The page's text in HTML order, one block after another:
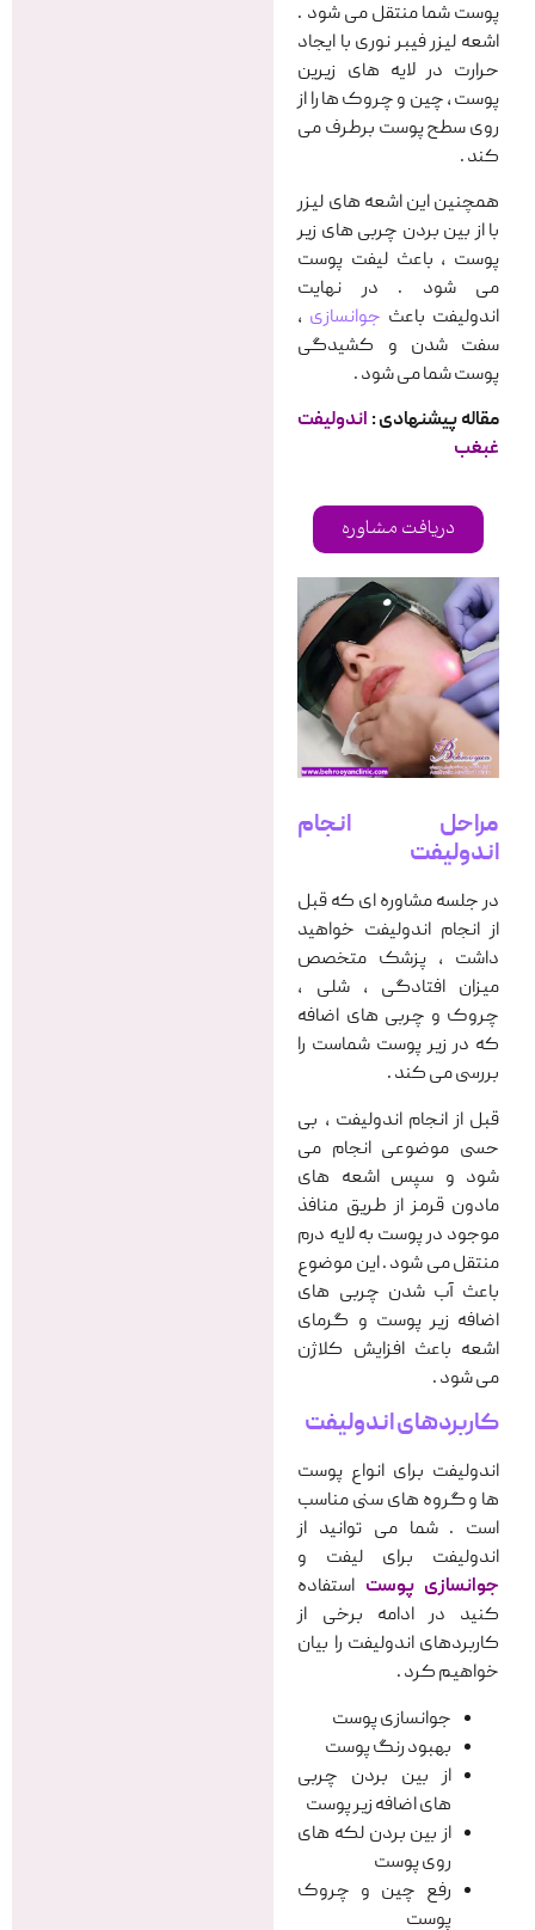
پوست شما منتقل می شود .
اشعه لیزر فیبر نوری با ایجاد
حرارت در لایه های زیرین
پوست ، چین و چروک ها را از
روی سطح پوست برطرف می
کند .
همچنین این اشعه های لیزر
با از بین بردن چربی های زیر
پوست ، باعث لیفت پوست
می شود . در نهایت
اندولیفت باعث جوانسازی ،
سفت شدن و کشیدگی
پوست شما می شود .
مقاله پیشنهادی : اندولیفت
غبغب
دریافت مشاوره
مراحل انجام
اندولیفت
در جلسه مشاوره ای که قبل
از انجام اندولیفت خواهید
داشت ، پزشک متخصص
میزان افتادگی ، شلی ،
چروک و چربی های اضافه
که در زیر پوست شماست را
بررسی می کند .
قبل از انجام اندولیفت ، بی
حسی موضوعی انجام می
شود و سپس اشعه های
مادون قرمز از طریق منافذ
موجود در پوست به لایه درم
منتقل می شود . این موضوع
باعث آب شدن چربی های
اضافه زیر پوست و گرمای
اشعه باعث افزایش کلاژن
می شود .
کاربردهای اندولیفت
اندولیفت برای انواع پوست
ها و گروه های سنی مناسب
است . شما می توانید از
اندولیفت برای لیفت و
جوانسازی پوست استفاده
کنید در ادامه برخی از
کاربردهای اندولیفت را بیان
خواهیم کرد .
جوانسازی پوست
بهبود رنگ پوست
از بین بردن چربی
های اضافه زیر پوست
از بین بردن لکه های
روی پوست
رفع چین و چروک
پوست